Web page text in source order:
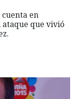
en
que vivió